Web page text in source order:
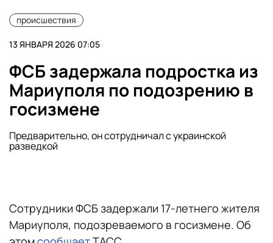
происшествия
13 ЯНВАРЯ 2026 07:05
ФСБ задержала подростка из
Мариуполя по подозрению в
госизмене
Предварительно, он сотрудничал с украинской
разведкой
Сотрудники ФСБ задержали 17-летнего жителя
Мариуполя, подозреваемого в госизмене. Об